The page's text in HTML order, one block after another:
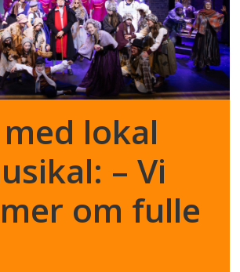
lokal
– Vi
om fulle